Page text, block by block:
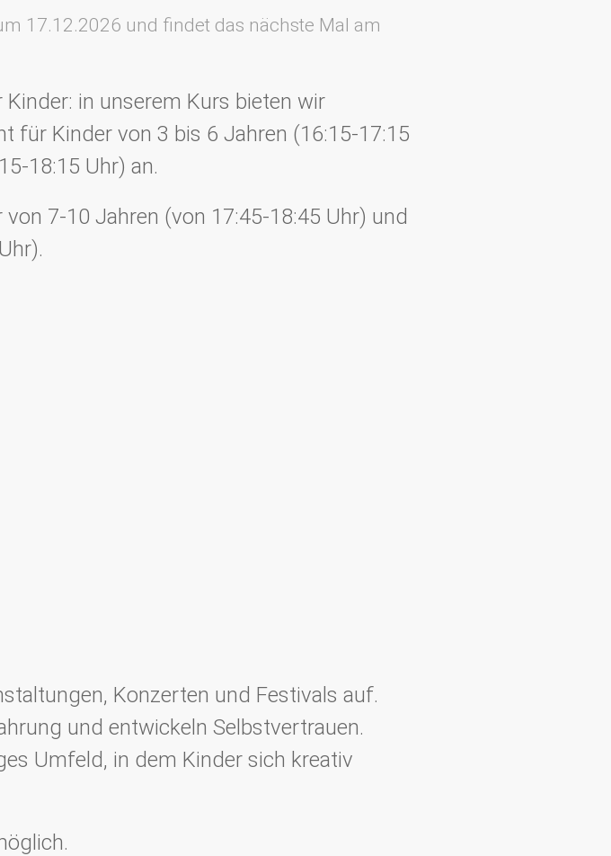
17.12.2026 und findet das nächste Mal am
in unserem Kurs bieten wir
für Kinder von 3 bis 6 Jahren (16:15-17:15
18:15 Uhr) an.
7-10 Jahren (von 17:45-18:45 Uhr) und
Konzerten und Festivals auf.
und entwickeln Selbstvertrauen.
Umfeld, in dem Kinder sich kreativ